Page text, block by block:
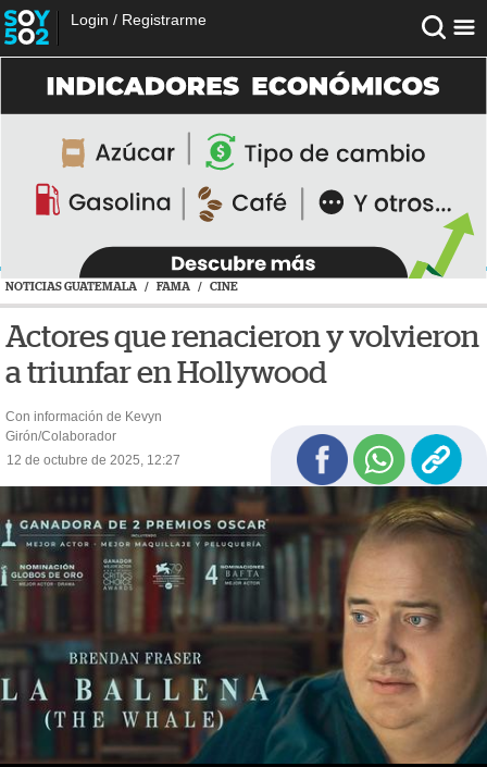
Login / Registrarme
NOTICIAS GUATEMALA / FAMA / CINE
Actores que renacieron y volvieron
a triunfar en Hollywood
Con información de Kevyn
Girón/Colaborador
12 de octubre de 2025, 12:27